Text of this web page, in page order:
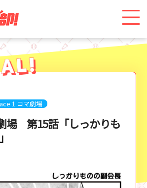
１コマ劇場
場 第15話「しっかりも